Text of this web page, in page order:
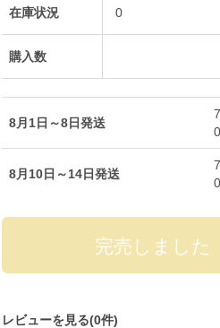
在庫状況 0
購入数
8月1日～8日発送
0
8月10日～14日発送
0
レビューを見る(0件)